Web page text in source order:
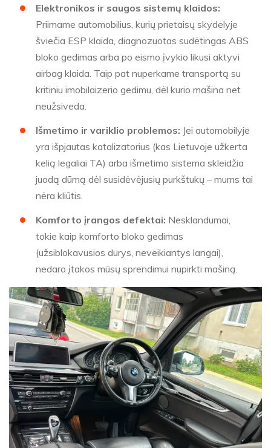
Elektronikos ir saugos sistemų klaidos:
Priimame automobilius, kurių prietaisų skydelyje
šviečia ESP klaida, diagnozuotas sudėtingas ABS
bloko gedimas arba po eismo įvykio likusi aktyvi
airbag klaida. Taip pat nuperkame transportą su
kritiniu imobilaizerio gedimu, dėl kurio mašina net
neužsiveda.
Išmetimo ir variklio problemos: Jei automobilyje
yra išpjautas katalizatorius (kas Lietuvoje užkerta
kelią legaliai TA) arba išmetimo sistema skleidžia
juodą dūmą dėl susidėvėjusių purkštukų – mums tai
nėra kliūtis.
Komforto įrangos defektai: Nesklandumai,
tokie kaip komforto bloko gedimas
(užsiblokavusios durys, neveikiantys langai),
nedaro įtakos mūsų sprendimui nupirkti mašiną.